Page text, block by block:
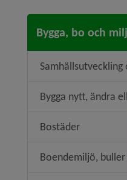
Bygga, bo och
Bygga nytt, ändra
Bostäder
Boendemiljö,